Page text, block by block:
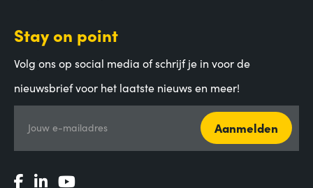
Stay on point
Volg ons op social media of schrijf je in voor de
nieuwsbrief voor het laatste nieuws en meer!
Jouw e-mailadres Aanmelden